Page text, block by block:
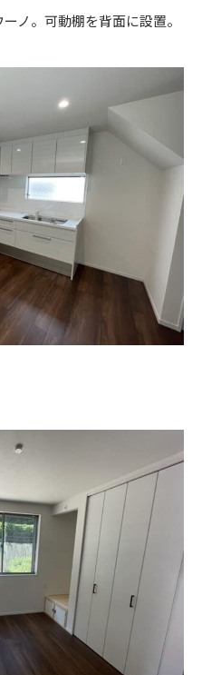
ノ。可動棚を背面に設置。